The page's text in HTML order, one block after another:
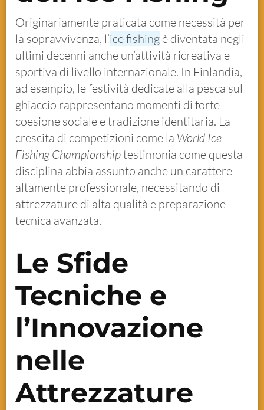
Originariamente praticata come necessità per
la sopravvivenza, l’ice fishing è diventata negli
ultimi decenni anche un’attività ricreativa e
sportiva di livello internazionale. In Finlandia,
ad esempio, le festività dedicate alla pesca sul
ghiaccio rappresentano momenti di forte
coesione sociale e tradizione identitaria. La
crescita di competizioni come la World Ice
Fishing Championshiptestimonia come questa
disciplina abbia assunto anche un carattere
altamente professionale, necessitando di
attrezzature di alta qualità e preparazione
tecnica avanzata.
Le Sfide
Tecniche e
l’Innovazione
nelle
Attrezzature